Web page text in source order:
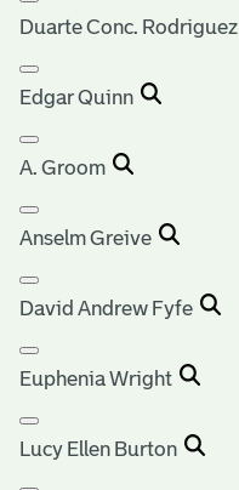
Duarte Conc. Rodriguez
Edgar Quinn
A. Groom
Anselm Greive
David Andrew Fyfe
Euphenia Wright
Lucy Ellen Burton